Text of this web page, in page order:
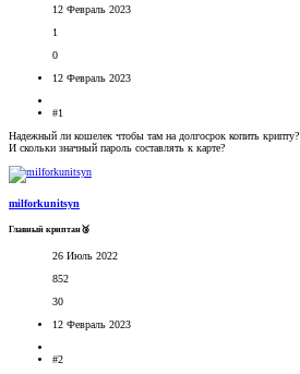
12 Февраль 2023
1
0
12 Февраль 2023
#1
Надежный ли кошелек чтобы там на долгосрок копить крипту?
И скольки значный пароль составлять к карте?
milforkunitsyn
Главный криптан🥉
26 Июль 2022
852
30
12 Февраль 2023
#2